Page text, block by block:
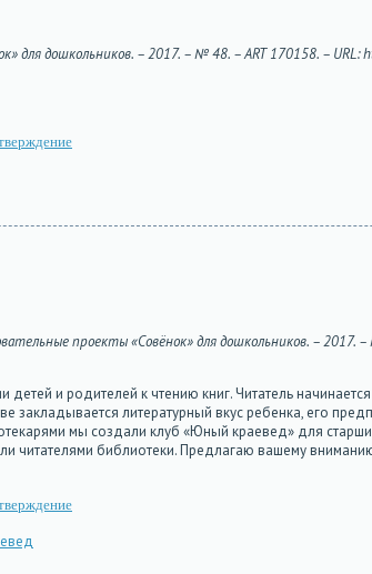
для дошкольников. – 2017. – № 48. – ART 170158. –
проекты «Совёнок» для дошкольников. –
и родителей к чтению книг. Читатель
литературный вкус ребенка, его
мы создали клуб «Юный краевед» для
читателями библиотеки. Предлагаю вашему